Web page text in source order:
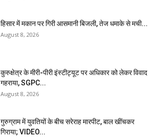
हिसार में मकान पर गिरी आसमानी बिजली, तेज धमाके से मची...
August 8, 2026
कुरुक्षेत्र के मीरी-पीरी इंस्टीट्यूट पर अधिकार को लेकर विवाद
गहराया, SGPC...
August 8, 2026
गुरुग्राम में युवतियों के बीच सरेराह मारपीट, बाल खींचकर
गिराया; VIDEO...